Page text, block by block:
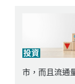
投資
市，而且流通